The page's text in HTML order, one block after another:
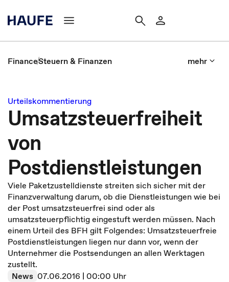
FinanceSteuern & Finanzen mehr
Urteilskommentierung
Umsatzsteuerfreiheit
von
Postdienstleistungen
Viele Paketzustelldienste streiten sich sicher mit der
Finanzverwaltung darum, ob die Dienstleistungen wie bei
der Post umsatzsteuerfrei sind oder als
umsatzsteuerpflichtig eingestuft werden müssen. Nach
einem Urteil des BFH gilt Folgendes: Umsatzsteuerfreie
Postdienstleistungen liegen nur dann vor, wenn der
Unternehmer die Postsendungen an allen Werktagen
zustellt.
News 07.06.2016 | 00:00 Uhr